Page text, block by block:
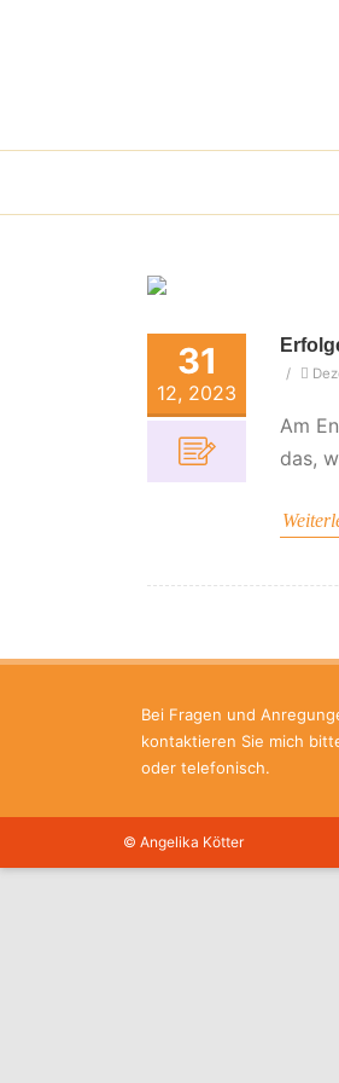
31
12, 2023
/
Am
das,
Bei Fragen und
kontaktieren Sie mich
oder telefonisch.
© Angelika Kötter